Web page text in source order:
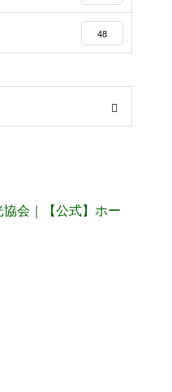
48
会｜【公式】ホー